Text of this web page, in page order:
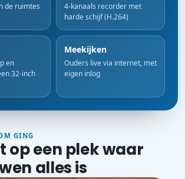
de ruimtes
4-kanaals recorder met
harde schijf (H.264)
en
32-inch
Meekijken
Ouders live via internet, met
eigen inlog
GING
op een plek waar
alles is